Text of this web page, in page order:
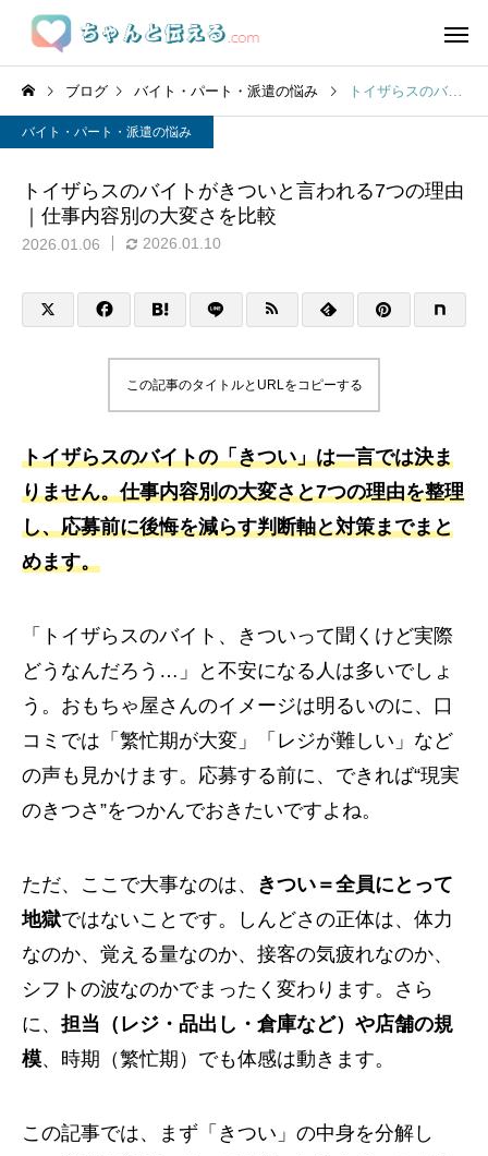
ブログ バイト・パート・派遣の悩み トイザらスのバイトがきついと言われる7つの理由｜仕事内容別の大変さを比較
バイト・パート・派遣の悩み
トイザらスのバイトがきついと言われる7つの理由
｜仕事内容別の大変さを比較
2026.01.06 2026.01.10
この記事のタイトルとURLをコピーする
トイザらスのバイトの「きつい」は一言では決ま
りません。仕事内容別の大変さと7つの理由を整理
し、応募前に後悔を減らす判断軸と対策までまと
めます。
「トイザらスのバイト、きついって聞くけど実際
どうなんだろう…」と不安になる人は多いでしょ
う。おもちゃ屋さんのイメージは明るいのに、口
コミでは「繁忙期が大変」「レジが難しい」など
の声も見かけます。応募する前に、できれば“現実
のきつさ”をつかんでおきたいですよね。
ただ、ここで大事なのは、 きつい＝全員にとって
地獄ではないことです。しんどさの正体は、体力
なのか、覚える量なのか、接客の気疲れなのか、
シフトの波なのかでまったく変わります。さら
に、 担当（レジ・品出し・倉庫など）や店舗の規
模、時期（繁忙期）でも体感は動きます。
この記事では、まず「きつい」の中身を分解し